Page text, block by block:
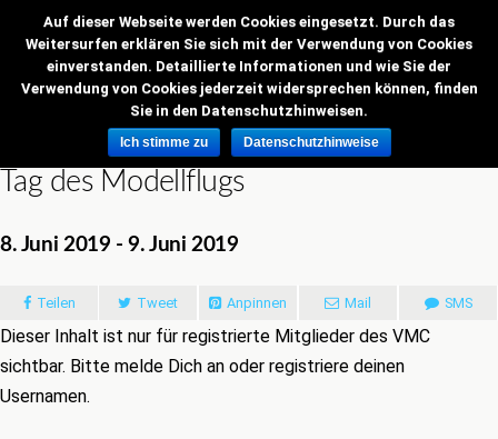
VMC Grenzflieger
« Alle Veranstaltungen
Diese Veranstaltung hat bereits stattgefunden.
Tag des Modellflugs
8. Juni 2019 -9. Juni 2019
Teilen Tweet Anpinnen Mail SMS
Dieser Inhalt ist nur für registrierte Mitglieder des VMC
sichtbar. Bitte melde Dich an oder registriere deinen
Usernamen.
Auf dieser Webseite werden Cookies eingesetzt. Durch das
Weitersurfen erklären Sie sich mit der Verwendung von Cookies
einverstanden. Detaillierte Informationen und wie Sie der
Verwendung von Cookies jederzeit widersprechen können, finden
Sie in den Datenschutzhinweisen.
Ich stimme zu Datenschutzhinweise